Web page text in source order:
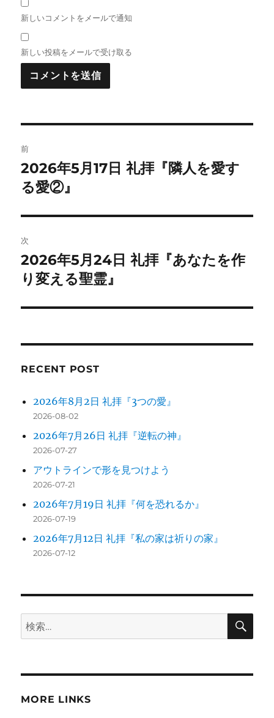
新しいコメントをメールで通知
新しい投稿をメールで受け取る
稿
ナ
ビ
ゲ
ー
シ
ン
前
前
の
稿:
2026年5月17日 礼拝『隣人を愛す
る愛②』
次
次
の
稿:
2026年5月24日 礼拝『あなたを作
り変える聖霊』
RECENT POST
2026年8月2日 礼拝『3つの愛』
2026-08-02
2026年7月26日 礼拝『逆転の神』
2026-07-27
アウトラインで形を見つけよう
2026-07-21
2026年7月19日 礼拝『何を恐れるか』
2026-07-19
2026年7月12日 礼拝『私の家は祈りの家』
2026-07-12
検
索:
検
MORE LINKS